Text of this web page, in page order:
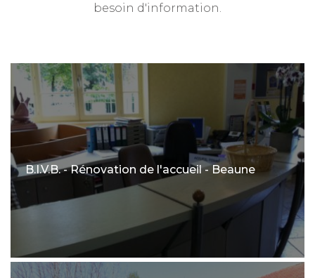
besoin d'information.
B.I.V.B. - Rénovation de l'accueil - Beaune